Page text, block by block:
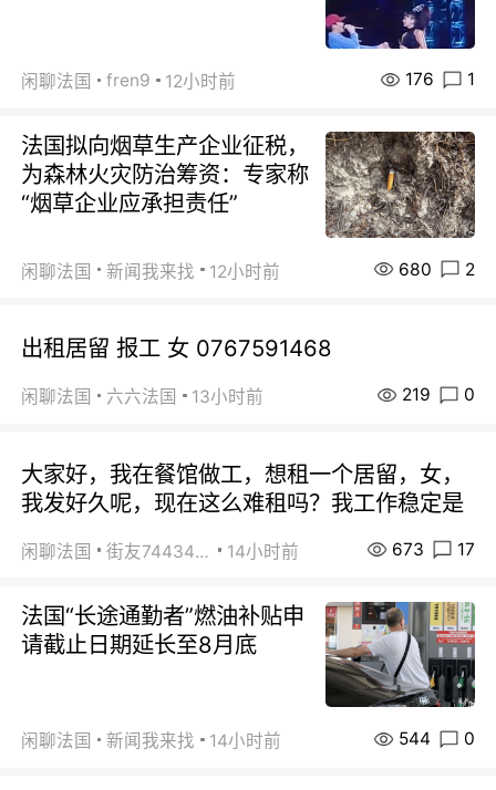
闲聊法国 fren9 12小时前 176 1
法国拟向烟草生产企业征税，
为森林火灾防治筹资：专家称
“烟草企业应承担责任”
闲聊法国 新闻我来找 12小时前 680 2
出租居留 报工 女 0767591468
闲聊法国 六六法国 13小时前 219 0
大家好，我在餐馆做工，想租一个居留，女，
我发好久呢，现在这么难租吗？我工作稳定是
闲聊法国 街友74434350 14小时前 673 17
法国“长途通勤者”燃油补贴申
请截止日期延长至8月底
闲聊法国 新闻我来找 14小时前 544 0